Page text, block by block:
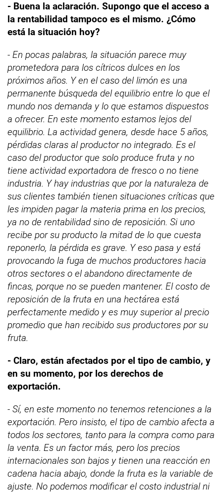
- Buena la aclaración. Supongo que el acceso a
la rentabilidad tampoco es el mismo. ¿Cómo
está la situación hoy?
- En pocas palabras, la situación parece muy
prometedora para los cítricos dulces en los
próximos años. Y en el caso del limón es una
permanente búsqueda del equilibrio entre lo que el
mundo nos demanda y lo que estamos dispuestos
a ofrecer. En este momento estamos lejos del
equilibrio. La actividad genera, desde hace 5 años,
pérdidas claras al productor no integrado. Es el
caso del productor que solo produce fruta y no
tiene actividad exportadora de fresco o no tiene
industria. Y hay industrias que por la naturaleza de
sus clientes también tienen situaciones críticas que
les impiden pagar la materia prima en los precios,
ya no de rentabilidad sino de reposición. Si uno
recibe por su producto la mitad de lo que cuesta
reponerlo, la pérdida es grave. Y eso pasa y está
provocando la fuga de muchos productores hacia
otros sectores o el abandono directamente de
fincas, porque no se pueden mantener. El costo de
reposición de la fruta en una hectárea está
perfectamente medido y es muy superior al precio
promedio que han recibido sus productores por su
fruta.
- Claro, están afectados por el tipo de cambio, y
en su momento, por los derechos de
exportación.
- Sí, en este momento no tenemos retenciones a la
exportación. Pero insisto, el tipo de cambio afecta a
todos los sectores, tanto para la compra como para
la venta. Es un factor más, pero los precios
internacionales son bajos y tienen una reacción en
cadena hacia abajo, donde la fruta es la variable de
ajuste. No podemos modificar el costo industrial ni